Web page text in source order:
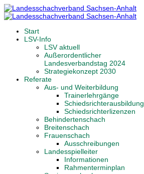
Start
LSV-Info
LSV aktuell
Außerordentlicher
Landesverbandstag 2024
Strategiekonzept 2030
Referate
Aus- und Weiterbildung
Trainerlehrgänge
Schiedsrichterausbildung
Schiedsrichterlizenzen
Behindertenschach
Breitenschach
Frauenschach
Ausschreibungen
Landesspielleiter
Informationen
Rahmenterminplan